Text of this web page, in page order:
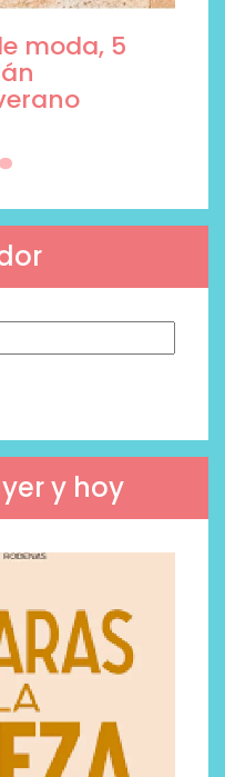
moda, 5
y hoy